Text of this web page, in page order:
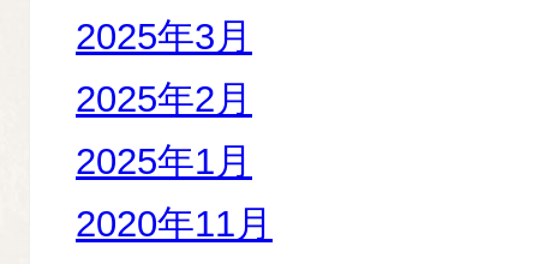
2025年3月
2025年2月
2025年1月
2020年11月